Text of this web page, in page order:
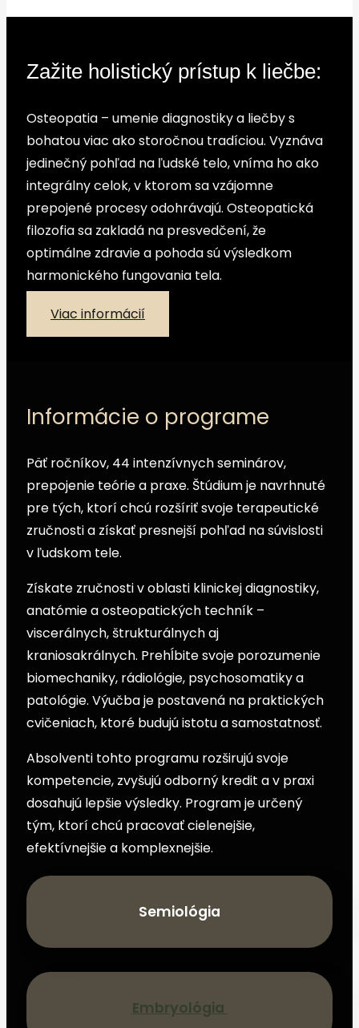
Zažite holistický prístup k liečbe:
Osteopatia – umenie diagnostiky a liečby s
bohatou viac ako storočnou tradíciou. Vyznáva
jedinečný pohľad na ľudské telo, vníma ho ako
integrálny celok, v ktorom sa vzájomne
prepojené procesy odohrávajú. Osteopatická
filozofia sa zakladá na presvedčení, že
optimálne zdravie a pohoda sú výsledkom
harmonického fungovania tela.
Viac informácií
Informácie o programe
Päť ročníkov, 44 intenzívnych seminárov,
prepojenie teórie a praxe. Štúdium je navrhnuté
pre tých, ktorí chcú rozšíriť svoje terapeutické
zručnosti a získať presnejší pohľad na súvislosti
v ľudskom tele.
Získate zručnosti v oblasti klinickej diagnostiky,
anatómie a osteopatických techník –
viscerálnych, štrukturálnych aj
kraniosakrálnych. Prehĺbite svoje porozumenie
biomechaniky, rádiológie, psychosomatiky a
patológie. Výučba je postavená na praktických
cvičeniach, ktoré budujú istotu a samostatnosť.
Absolventi tohto programu rozširujú svoje
kompetencie, zvyšujú odborný kredit a v praxi
dosahujú lepšie výsledky. Program je určený
tým, ktorí chcú pracovať cielenejšie,
efektívnejšie a komplexnejšie.
Semiológia
Embryológia